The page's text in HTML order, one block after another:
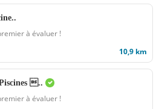
à évaluer !
10,9 km
..
à évaluer !